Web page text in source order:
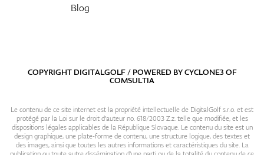
Blog
COPYRIGHT DIGITALGOLF / POWERED BYCYCLONE3OF
COMSULTIA
Le contenu de ce site internet est la propriété intellectuelle de DigitalGolf s.r.o. et est
protégé par la Loi sur le droit d'auteur no. 618/2003 Z.z. telle que modifiée, et les
dispositions légales applicables de la République Slovaque. Le contenu du site est un
design graphique, une plate-forme de contenu, une structure logique, des textes et
des images, ainsi que toutes les autres informations et caractéristiques du site. La